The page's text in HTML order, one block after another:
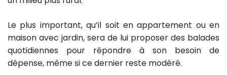
Le plus important, qu’il soit en appartement ou en
maison avec jardin, sera de lui proposer des balades
quotidiennes pour répondre à son besoin de
dépense, même si ce dernier reste modéré.